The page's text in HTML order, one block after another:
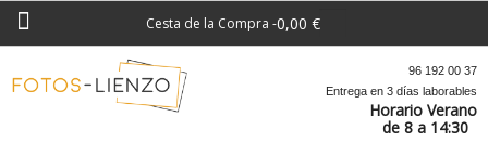
Cesta de la Compra -0,00 €
96 192 00 37
Entrega en 3 días laborables
Horario Verano
de 8 a 14:30